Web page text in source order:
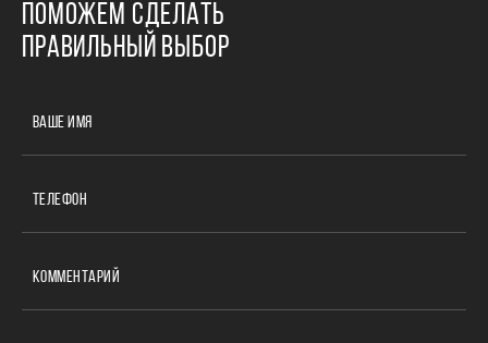
ПОМОЖЕМ СДЕЛАТЬ
ПРАВИЛЬНЫЙ ВЫБОР
ВАШЕ ИМЯ
ТЕЛЕФОН
КОММЕНТАРИЙ